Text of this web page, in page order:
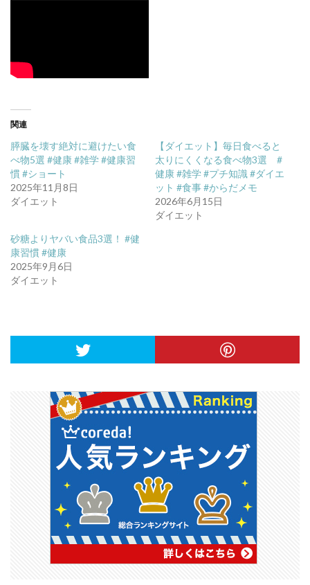
関連
膵臓を壊す絶対に避けたい食
べ物5選 #健康 #雑学 #健康習
慣 #ショート
2025年11月8日
ダイエット
【ダイエット】毎日食べると
太りにくくなる食べ物3選 #
健康 #雑学 #プチ知識 #ダイエ
ット #食事 #からだメモ
2026年6月15日
ダイエット
砂糖よりヤバい食品3選！ #健
康習慣 #健康
2025年9月6日
ダイエット